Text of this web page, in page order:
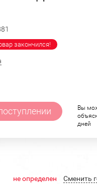
закончился!
Вы
дней
не определен Cменить